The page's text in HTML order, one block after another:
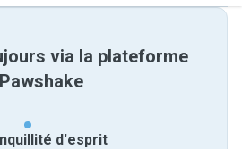
via la plateforme
Pawshake
d'esprit